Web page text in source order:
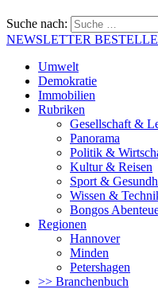
Suche nach:
NEWSLETTER
Umwelt
Demokratie
Immobilien
Rubriken
Gesellschaft &
Panorama
Politik &
Kultur & Reisen
Sport &
Wissen &
Bongos
Regionen
Hannover
Minden
Petershagen
>> Branchenbuch